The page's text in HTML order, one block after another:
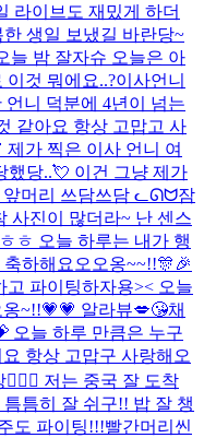
라이브도 재밌게 하더
생일 보냈길 바란당~
늘 밤 잘자슈 오늘은 아
이것 뭐에요..?이사언니
니 덕분에 4년이 넘는
같아요 항상 고맙고 사
가 찍은 이사 언니 여
당..💘 이건 그냥 제가
앞머리 쓰담쓰담 ᓚᘏᗢ잠
사진이 많더라~ 난 센스
ㅎ 오늘 하루는 내가 행
하해요오오옹~~!!🎊🎉
고 파이팅하자용>< 오늘
~!!💗💗 알라뷰💋😘채
오늘 하루 만큼은 누구
항상 고맙구 사랑해오
저는 중국 잘 도착
틈히 잘 쉬구!! 밥 잘 챙
도 파이팅!!!빨간머리씬